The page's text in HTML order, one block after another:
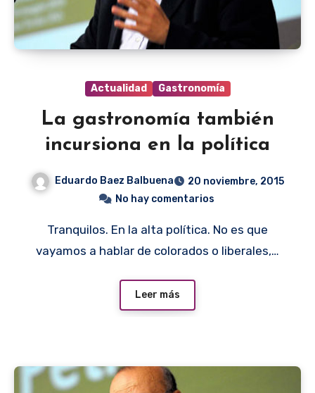
Actualidad Gastronomía
La gastronomía también
incursiona en la política
Eduardo Baez Balbuena
20 noviembre, 2015
No hay comentarios
Tranquilos. En la alta política. No es que
vayamos a hablar de colorados o liberales,…
Leer más